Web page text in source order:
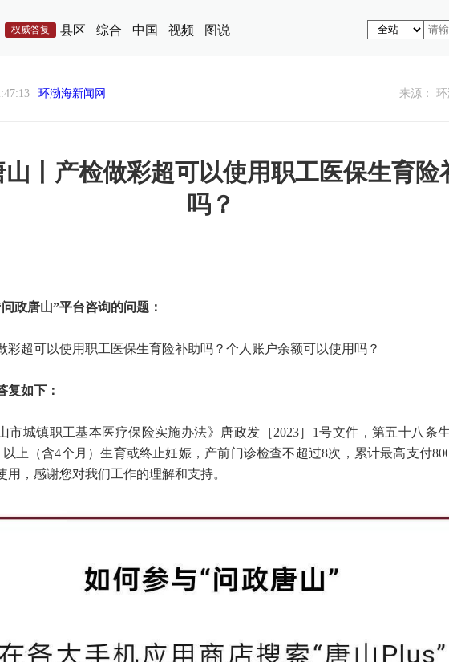
权威答复 县区 综合 中国 视频 图说
| 环渤海新闻网 来源：
山丨产检做彩超可以使用职工医保生育险
吗？
政唐山”平台咨询的问题：
彩超可以使用职工医保生育险补助吗？个人账户余额可以使用吗？
复如下：
市城镇职工基本医疗保险实施办法》唐政发［2023］1号文件，第五十八条
上（含4个月）生育或终止妊娠，产前门诊检查不超过8次，累计最高支付
用，感谢您对我们工作的理解和支持。